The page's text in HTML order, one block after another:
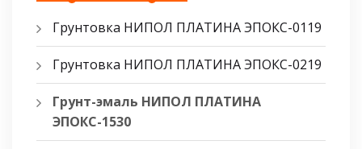
Грунтовка НИПОЛ ПЛАТИНА ЭПОКС-0119
Грунтовка НИПОЛ ПЛАТИНА ЭПОКС-0219
Грунт-эмаль НИПОЛ ПЛАТИНА
ЭПОКС-1530